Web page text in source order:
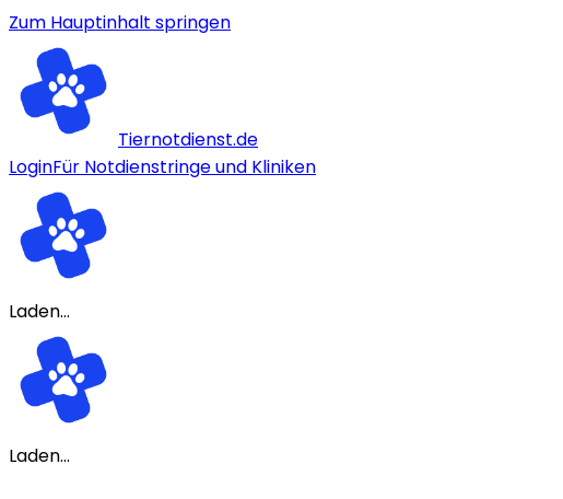
Zum Hauptinhalt springen
Tiernotdienst.de
LoginFür Notdienstringe und Kliniken
Laden...
Laden...